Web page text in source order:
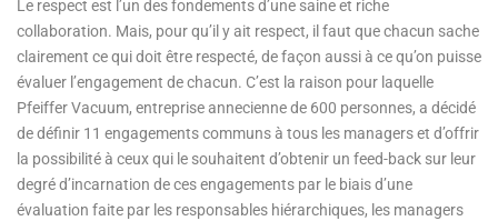
Le respect est l’un des fondements d’une saine et riche
collaboration. Mais, pour qu’il y ait respect, il faut que chacun sache
clairement ce qui doit être respecté, de façon aussi à ce qu’on puisse
évaluer l’engagement de chacun. C’est la raison pour laquelle
Pfeiffer Vacuum, entreprise annecienne de 600 personnes, a décidé
de définir 11 engagements communs à tous les managers et d’offrir
la possibilité à ceux qui le souhaitent d’obtenir un feed-back sur leur
degré d’incarnation de ces engagements par le biais d’une
évaluation faite par les responsables hiérarchiques, les managers